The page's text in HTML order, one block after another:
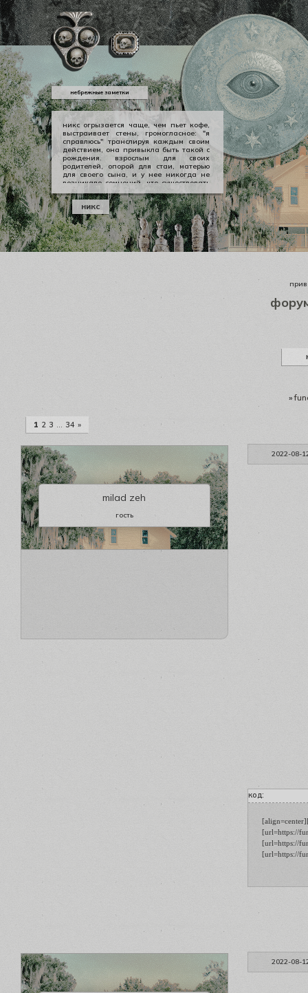
никс огрызается чаще, чем пьет кофе,
выстраивает стены, громогласное: "я
справлюсь" транслируя каждым своим
действием, она привыкла быть такой с
рождения. взрослым для своих
родителей, опорой для стаи, матерью
для своего сына, и у нее никогда не
возникало сомнений, что существовать
можно в принципе своем как-то иначе.
у никс опора — она сама, даже если
уже давно изломанная, совершенно
ненадежная, но помощи она просит
тогда, когда не остается уже выбора.
никс
небрежные заметки
»
1 2 3 … 34 »
2022-08-
milad zeh
гость
код:
[url=https://
[url=https://
[url=https://
2022-08-